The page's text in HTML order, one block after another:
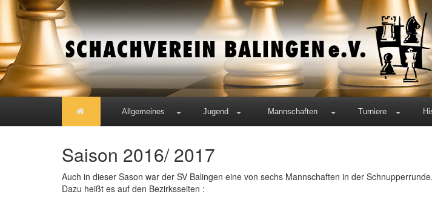
Allgemeines Jugend Mannschaften Turniere
Saison 2016/ 2017
Auch in dieser Sason war der SV Balingen eine von sechs Mannschaften in der
Dazu heißt es auf den Bezirksseiten :